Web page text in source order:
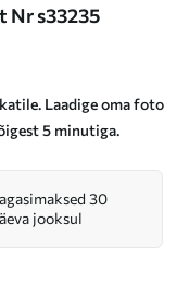
Nr s33235
Laadige oma foto
5 minutiga.
30
jooksul